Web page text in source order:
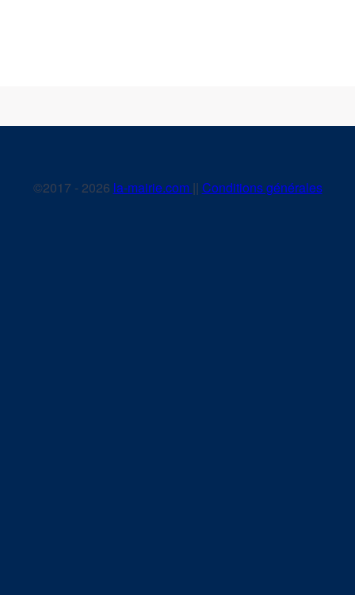
©2017 - 2026 la-mairie.com || Conditions générales